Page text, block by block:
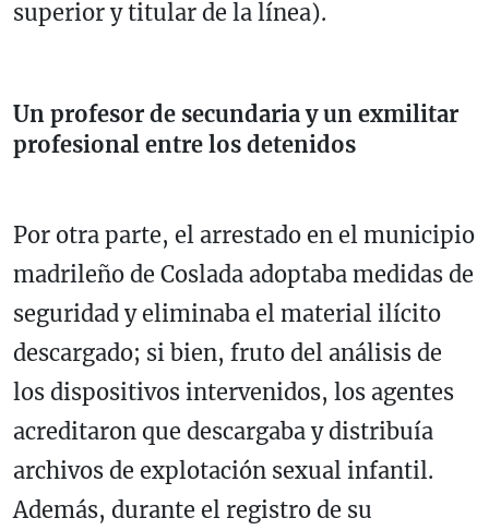
superior y titular de la línea).
Un profesor de secundaria y un exmilitar
profesional entre los detenidos
Por otra parte, el arrestado en el municipio
madrileño de Coslada adoptaba medidas de
seguridad y eliminaba el material ilícito
descargado; si bien, fruto del análisis de
los dispositivos intervenidos, los agentes
acreditaron que descargaba y distribuía
archivos de explotación sexual infantil.
Además, durante el registro de su